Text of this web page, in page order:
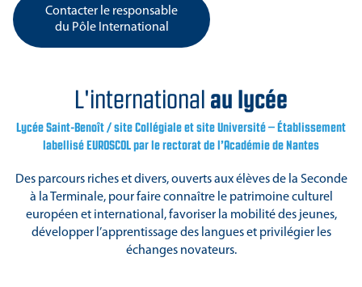
Contacter le responsable
du Pôle International
L'international au lycée
Lycée Saint-Benoît / site Collégiale et site Université – Établissement
labellisé EUROSCOL par le rectorat de l’Académie de Nantes
Des parcours riches et divers, ouverts aux élèves de la Seconde
à la Terminale, pour faire connaître le patrimoine culturel
européen et international, favoriser la mobilité des jeunes,
développer l’apprentissage des langues et privilégier les
échanges novateurs.